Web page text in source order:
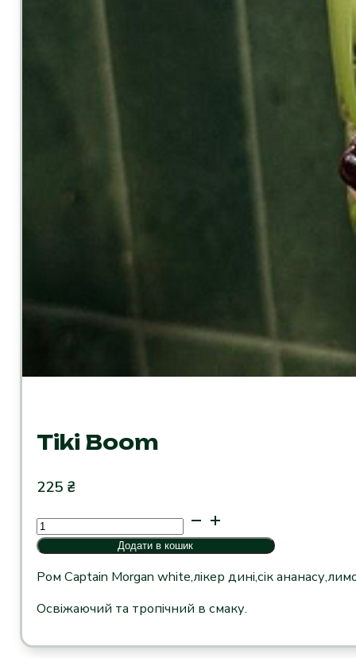
Tiki Boom
225 ₴
Tiki
Boom
кількість
Додати в кошик
Ром Captain Morgan white,лікер дині,сік
Освіжаючий та тропічний в смаку.